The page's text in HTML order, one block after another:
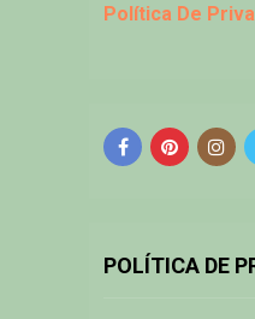
Política De
POLÍTICA DE